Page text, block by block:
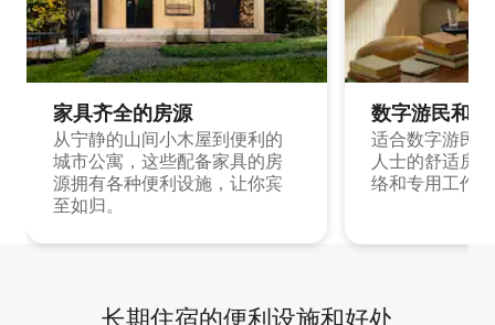
家具齐全的房源
从宁静的山间小木屋到便利的
城市公寓，这些配备家具的房
源拥有各种便利设施，让你宾
至如归。
数字游民和
适合数字游民
人士的舒适房
络和专用工作